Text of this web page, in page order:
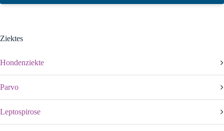
Ziektes
Hondenziekte
Parvo
Leptospirose